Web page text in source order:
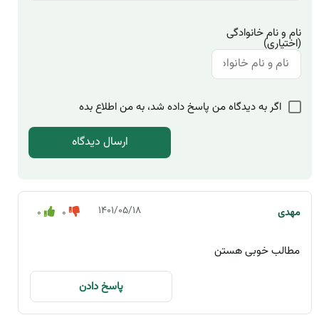
۱۴۰۱/۰۵/۱۸ مهدی 0 0
مطالب خوبی هستن
پاسخ دادن
نام و نام خانوادگی
(اختیاری)
اگر به دیدگاه من پاسخ داده شد، به من اطلاع بده